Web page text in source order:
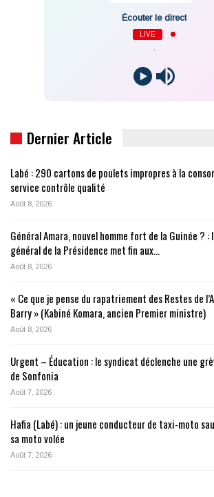
Écouter le direct
LIVE
Dernier Article
Labé : 290 cartons de poulets impropres à la
service contrôle qualité
Août 8, 2026
Général Amara, nouvel homme fort de la Guinée ?
général de la Présidence met fin aux…
Août 8, 2026
« Ce que je pense du rapatriement des Restes de
Barry » (Kabiné Komara, ancien Premier ministre)
Août 8, 2026
Urgent – Éducation : le syndicat déclenche une
de Sonfonia
Août 7, 2026
Hafia (Labé) : un jeune conducteur de taxi-moto
sa moto volée
Août 7, 2026